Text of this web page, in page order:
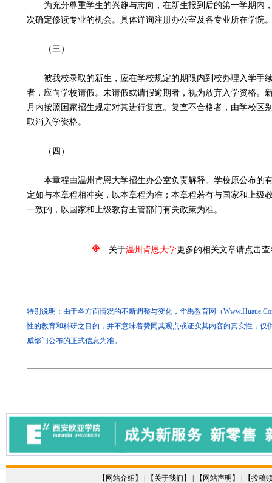
为充分尊重学生的兴趣与志向，在新生报到后的第一学期内
次确定修读专业的机会。具体详询注册办公室及各专业所在学院
（三）
被我校录取的新生，应在学校规定的期限内到校办理入学手
者，应向学校请假。未请假或请假逾期者，视为放弃入学资格。
月内按照国家招生规定对其进行复查。复查不合格者，由学校区
取消入学资格。
（四）
本章程由温州肯恩大学招生办公室负责解释。学校原公布的
定如与本章程相冲突，以本章程为准；本章程若有与国家和上级
一致的，以国家和上级教育主管部门有关政策为准。
关于温州肯恩大学更多的相关文章请点击查
特别说明：由于各方面情况的不断调整与变化，华禹教育网（
性的教育和科研之目的，并不意味着赞同其观点或证实其内容的真实性，仅
威部门公布的正式信息为准。
【 网站介绍 】 | 【 关于我们 】 | 【 网站声明 】 | 【投稿